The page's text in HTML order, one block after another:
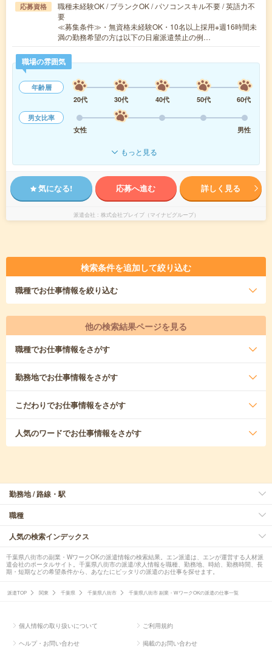
応募資格
職種未経験OK / ブランクOK / パソコンスキル不要 / 英語力不
要
≪募集条件≫・無資格未経験OK・10名以上採用※週16時間未
満の勤務希望の方は以下の日雇派遣禁止の例…
職場の雰囲気
年齢層
20代
30代 40代 50代
60代
男女比率
女性
男性
もっと見る
気になる! 応募へ進む 詳しく見る
派遣会社 株式会社ブレイブ（マイナビグループ）
検索条件を追加して絞り込む
職種でお仕事情報を絞り込む
他の検索結果ページを見る
職種でお仕事情報をさがす
勤務地でお仕事情報をさがす
こだわりでお仕事情報をさがす
人気のワードでお仕事情報をさがす
勤務地 / 路線・駅
職種
人気の検索インデックス
千葉県八街市の副業・WワークOKの派遣情報の検索結果。エン派遣は、エンが運営する人材派
遣会社のポータルサイト。千葉県八街市の派遣/求人情報を職種、勤務地、時給、勤務時間、長
期・短期などの希望条件から、あなたにピッタリの派遣のお仕事を探せます。
派遣TOP 関東 千葉県 千葉県八街市 千葉県八街市 副業・WワークOKの派遣の仕事一覧
個人情報の取り扱いについて ご利用規約
ヘルプ・お問い合わせ 掲載のお問い合わせ